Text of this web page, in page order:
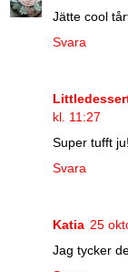
Jätte cool
Svara
kl. 11:27
Super tufft
Svara
Katia 25
Jag tycker